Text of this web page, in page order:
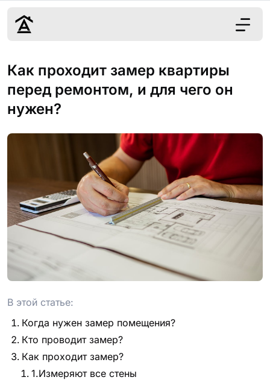
Дизайн
Ремонт
Цены
Контакты
г. Краснодар
8 (861) 945-12-
34
Обсудить
проект
Как проходит замер квартиры
перед ремонтом, и для чего он
нужен?
В этой статье:
Когда нужен замер помещения?
Кто проводит замер?
Как проходит замер?
1.Измеряют все стены